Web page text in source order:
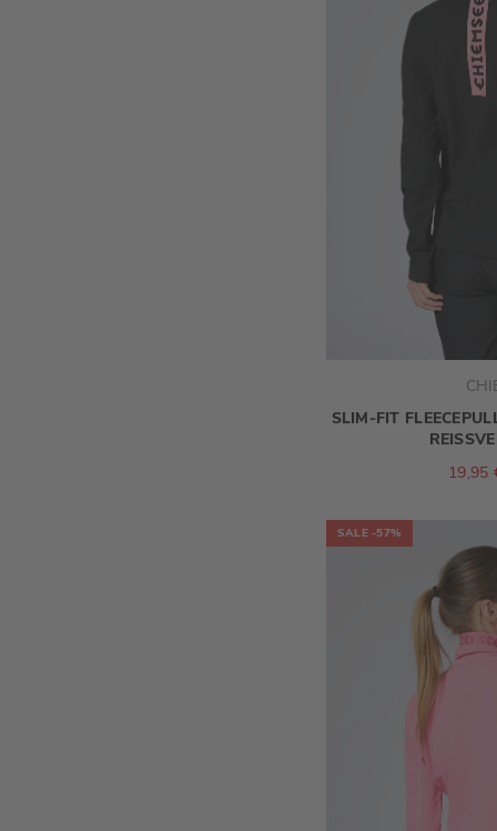
SLIM-FIT
19,95
SALE -57%